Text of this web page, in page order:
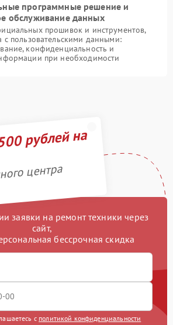
программные решение и
обслуживание данных
прошивок и инструментов,
с пользовательскими данными:
конфиденциальность и
при необходимости
рублей на
центра
заявки на ремонт техники через
сайт,
бессрочная скидка
с политикой конфиденциальности